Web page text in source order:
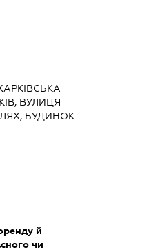
ВУЛИЦЯ
БУДИНОК
й
чи